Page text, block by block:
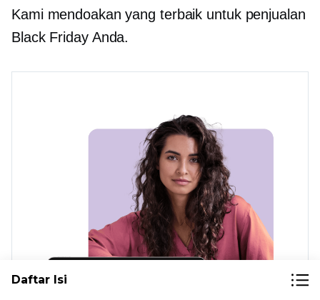
Kami mendoakan yang terbaik untuk penjualan
Black Friday Anda.
Daftar Isi